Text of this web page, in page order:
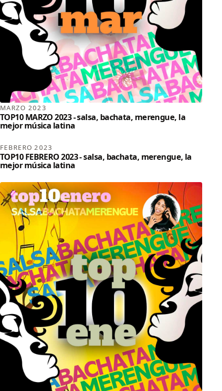
MARZO 2023
TOP10 MARZO 2023 - salsa, bachata, merengue, la
mejor música latina
FEBRERO 2023
TOP10 FEBRERO 2023 - salsa, bachata, merengue, la
mejor música latina